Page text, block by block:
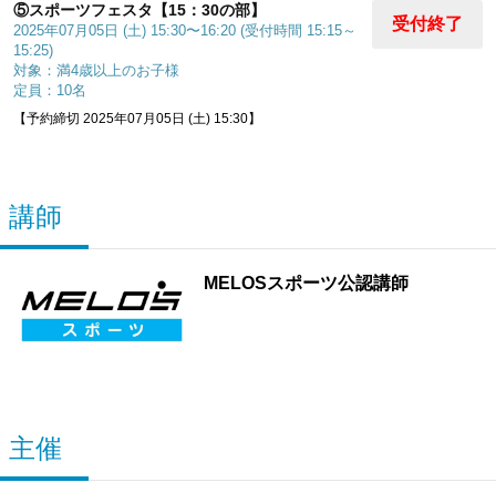
⑤スポーツフェスタ【15：30の部】
2025年07月05日 (土) 15:30〜16:20 (受付時間 15:15～
15:25)
対象：満4歳以上のお子様
定員：10名
受付終了
【予約締切 2025年07月05日 (土) 15:30】
講師
MELOSスポーツ公認講師
主催